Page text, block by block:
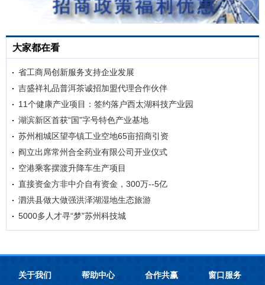
大家都在看
省工商局创新服务支持企业发展
吉盛祥礼品普洱茶诚招加盟代理合作伙伴
11个健康产业项目：签约落户西太湖科技产业园
湖滨新区首获“国”字号特色产业基地
苏州相城区望亭镇工业空地65亩招商引资
阎立出席常州合全药业有限公司开业仪式
空港乘客摆渡升降车生产项目
直接资金方非中介自有资金，300万--5亿
泗洪县做大做强洪泽湖湿地生态旅游
5000多人才寻“梦”苏州科技城
关于我们 帮助中心 合作共赢 窗口服务